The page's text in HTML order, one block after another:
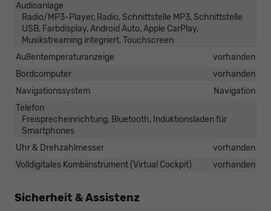
Audioanlage
Radio/MP3-Player, Radio, Schnittstelle MP3, Schnittstelle
USB, Farbdisplay, Android Auto, Apple CarPlay,
Musikstreaming integriert, Touchscreen
Außentemperaturanzeige
vorhanden
Bordcomputer
vorhanden
Navigationssystem
Navigation
Telefon
Freisprecheinrichtung, Bluetooth, Induktionsladen für
Smartphones
Uhr & Drehzahlmesser
vorhanden
Volldigitales Kombiinstrument (Virtual Cockpit)
vorhanden
Sicherheit & Assistenz